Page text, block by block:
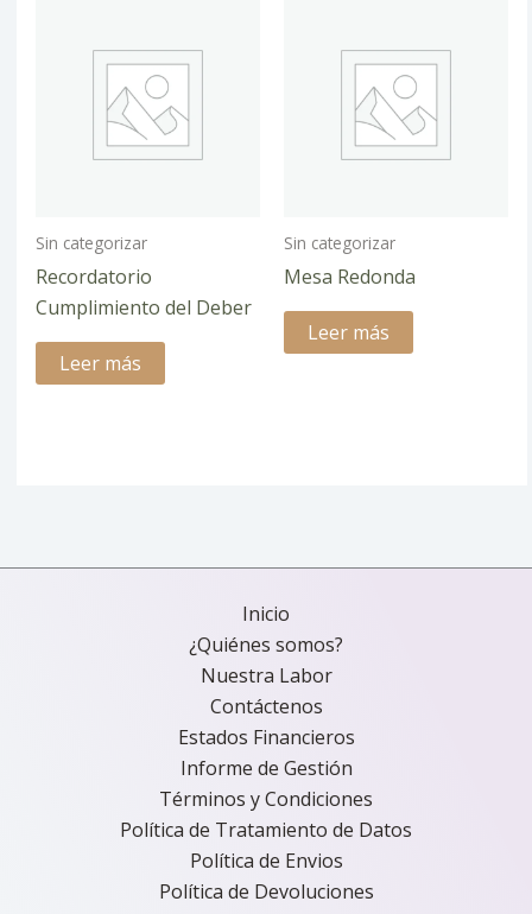
Sin categorizar
Recordatorio
Cumplimiento del Deber
Leer más
Sin categorizar
Mesa Redonda
Leer más
Inicio
¿Quiénes somos?
Nuestra Labor
Contáctenos
Estados Financieros
Informe de Gestión
Términos y Condiciones
Política de Tratamiento de Datos
Política de Envios
Política de Devoluciones